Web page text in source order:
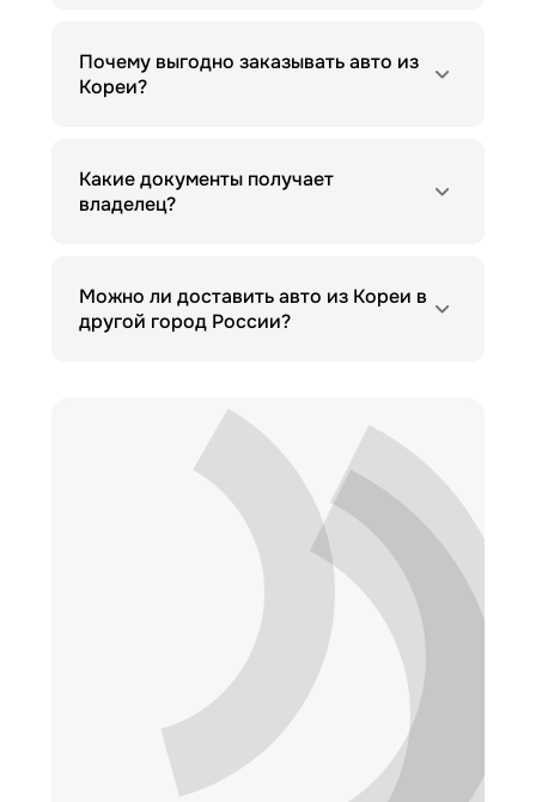
Почему выгодно заказывать авто из
Кореи?
Какие документы получает
владелец?
Можно ли доставить авто из Кореи в
другой город России?